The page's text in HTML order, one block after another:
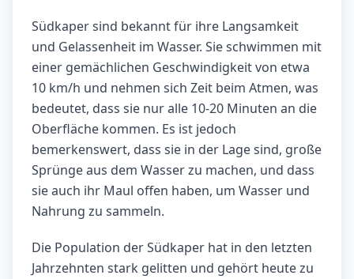
Südkaper sind bekannt für ihre Langsamkeit
und Gelassenheit im Wasser. Sie schwimmen mit
einer gemächlichen Geschwindigkeit von etwa
10 km/h und nehmen sich Zeit beim Atmen, was
bedeutet, dass sie nur alle 10-20 Minuten an die
Oberfläche kommen. Es ist jedoch
bemerkenswert, dass sie in der Lage sind, große
Sprünge aus dem Wasser zu machen, und dass
sie auch ihr Maul offen haben, um Wasser und
Nahrung zu sammeln.
Die Population der Südkaper hat in den letzten
Jahrzehnten stark gelitten und gehört heute zu